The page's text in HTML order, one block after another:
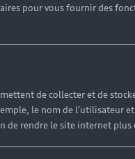
pour vous fournir des
de collecter et de
le nom de l'utilisateur
rendre le site internet plus